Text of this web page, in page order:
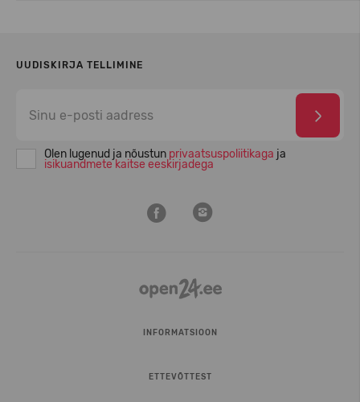
UUDISKIRJA TELLIMINE
Olen lugenud ja nõustun privaatsuspoliitikaga ja
isikuandmete kaitse eeskirjadega
INFORMATSIOON
ETTEVÕTTEST